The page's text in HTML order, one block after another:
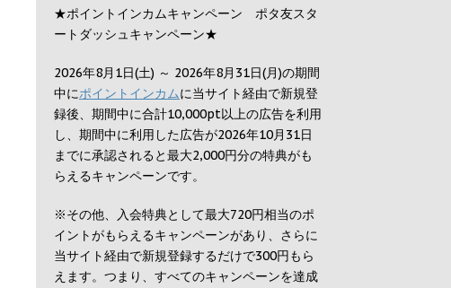
★ポイントインカムキャンペーン ポタ友スタ
ートダッシュキャンペーン★
2026年8月1日(土) ～ 2026年8月31日(月)の期間
中にポイントインカムに当サイト経由で新規登
録後、期間中に合計10,000pt以上の広告を利用
し、期間中に利用した広告が2026年10月31日
までに承認されると最大2,000円分の特典がも
らえるキャンペーンです。
※その他、入会特典として最大720円相当のポ
イントがもらえるキャンペーンがあり、さらに
当サイト経由で新規登録するだけで300円もら
えます。つまり、すべてのキャンペーンを達成